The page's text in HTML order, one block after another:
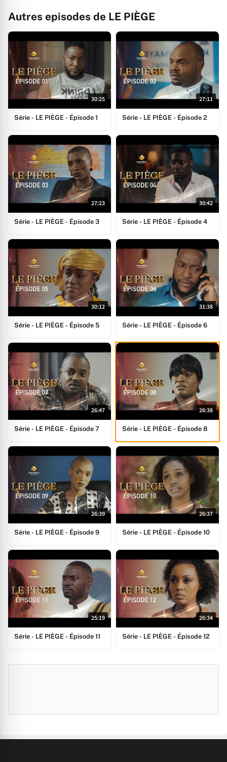
Autres episodes de LE PIÈGE
30:25
Série - LE PIÈGE - Épisode 1
27:11
Série - LE PIÈGE - Épisode 2
27:23
Série - LE PIÈGE - Épisode 3
30:42
Série - LE PIÈGE - Épisode 4
30:12
Série - LE PIÈGE - Épisode 5
31:38
Série - LE PIÈGE - Épisode 6
26:47
Série - LE PIÈGE - Épisode 7
26:38
Série - LE PIÈGE - Épisode 8
26:39
Série - LE PIÈGE - Épisode 9
26:37
Série - LE PIÈGE - Épisode 10
25:19
Série - LE PIÈGE - Épisode 11
26:34
Série - LE PIÈGE - Épisode 12